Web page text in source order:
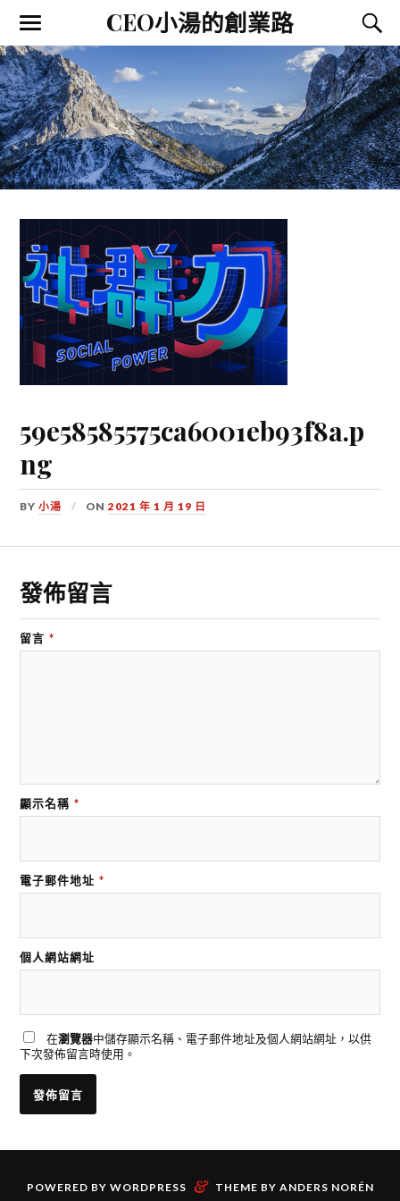
CEO小湯的創業路
59e58585575ca6001eb93f8a.p
ng
BY小湯 ON2021 年 1 月 19 日
發佈留言
留言 *
顯示名稱 *
電子郵件地址 *
個人網站網址
在瀏覽器中儲存顯示名稱、電子郵件地址及個人網站網址，以供
下次發佈留言時使用。
POWERED BY WORDPRESS & THEME BY ANDERS NORÉN